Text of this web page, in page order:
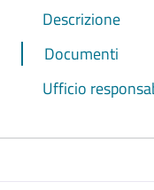
Descrizione
Documenti
Ufficio